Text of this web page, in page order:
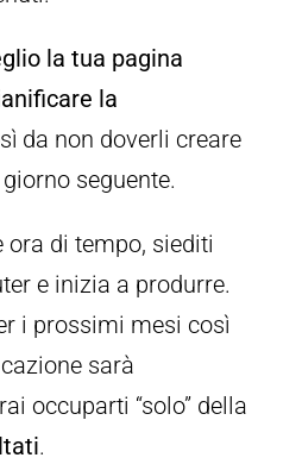
la tua pagina
la
da non doverli creare
seguente.
di tempo, siediti
e inizia a produrre.
i prossimi mesi così
sarà
occuparti “solo” della
.